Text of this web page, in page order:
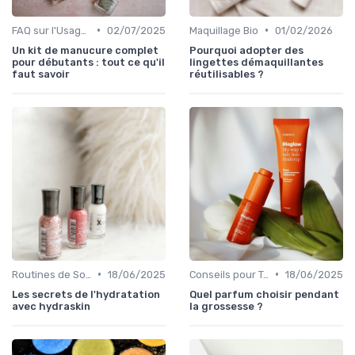
• 02/07/2025
Un kit de manucure complet
pour débutants : tout ce qu'il
faut savoir
Maquillage Bio • 01/02/2026
Pourquoi adopter des
lingettes démaquillantes
réutilisables ?
• 18/06/2025
Les secrets de l'hydratation
avec hydraskin
Conseils pour Tous les Âges • 18/06/2025
Quel parfum choisir pendant
la grossesse ?